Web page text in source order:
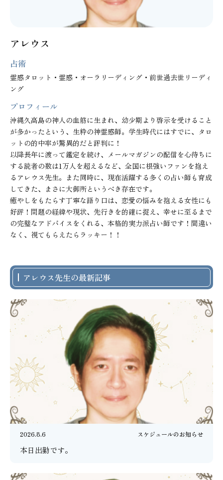
アレウス
占術
霊感タロット・霊感・オーラリーディング・前世過去世リーディ
ング
プロフィール
沖縄久高島の神人の血筋に生まれ、幼少期より啓示を受けること
が多かったという、生粋の神霊感師。学生時代にはすでに、タロ
ットの的中率が驚異的だと評判に！
以降長年に渡って鑑定を続け、メールマガジンの配信を心待ちに
する読者の数は1万人を超えるなど、全国に根強いファンを抱え
るアレウス先生。また同時に、現在活躍する多くの占い師も育成
してきた、まさに大御所というべき存在です。
癒やしをもたらす丁寧な語り口は、恋愛の悩みを抱える女性にも
好評！問題の経緯や現状、先行きを的確に捉え、幸せに至るまで
の完璧なアドバイスをくれる、本格的実力派占い師です！間違い
なく、視てもらえたらラッキー！！
アレウス先生の最新記事
2026.8.6 スケジュールのお知らせ
本日出勤です。